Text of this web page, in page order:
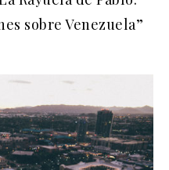
sobre Venezuela”